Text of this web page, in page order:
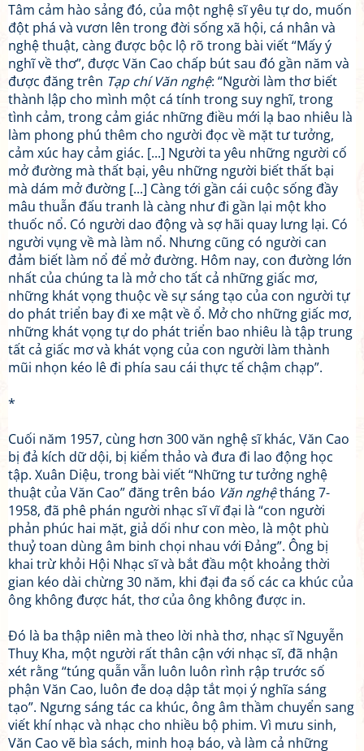
Tâm cảm hào sảng đó, của một nghệ sĩ yêu tự do, muốn
đột phá và vươn lên trong đời sống xã hội, cá nhân và
nghệ thuật, càng được bộc lộ rõ trong bài viết “Mấy ý
nghĩ về thơ”, được Văn Cao chấp bút sau đó gần năm và
được đăng trên Tạp chí Văn nghệ: “Người làm thơ biết
thành lập cho mình một cá tính trong suy nghĩ, trong
tình cảm, trong cảm giác những điều mới lạ bao nhiêu là
làm phong phú thêm cho người đọc về mặt tư tưởng,
cảm xúc hay cảm giác. [...] Người ta yêu những người cố
mở đường mà thất bại, yêu những người biết thất bại
mà dám mở đường [...] Càng tới gần cái cuộc sống đầy
mâu thuẫn đấu tranh là càng như đi gần lại một kho
thuốc nổ. Có người dao động và sợ hãi quay lưng lại. Có
người vụng về mà làm nổ. Nhưng cũng có người can
đảm biết làm nổ để mở đường. Hôm nay, con đường lớn
nhất của chúng ta là mở cho tất cả những giấc mơ,
những khát vọng thuộc về sự sáng tạo của con người tự
do phát triển bay đi xe mật về ổ. Mở cho những giấc mơ,
những khát vọng tự do phát triển bao nhiêu là tập trung
tất cả giấc mơ và khát vọng của con người làm thành
mũi nhọn kéo lê đi phía sau cái thực tế chậm chạp”.
*
Cuối năm 1957, cùng hơn 300 văn nghệ sĩ khác, Văn Cao
bị đả kích dữ dội, bị kiểm thảo và đưa đi lao động học
tập. Xuân Diệu, trong bài viết “Những tư tưởng nghệ
thuật của Văn Cao” đăng trên báo Văn nghệtháng 7-
1958, đã phê phán người nhạc sĩ vĩ đại là “con người
phản phúc hai mặt, giả dối như con mèo, là một phù
thuỷ toan dùng âm binh chọi nhau với Đảng”. Ông bị
khai trừ khỏi Hội Nhạc sĩ và bắt đầu một khoảng thời
gian kéo dài chừng 30 năm, khi đại đa số các ca khúc của
ông không được hát, thơ của ông không được in.
Đó là ba thập niên mà theo lời nhà thơ, nhạc sĩ Nguyễn
Thuỵ Kha, một người rất thân cận với nhạc sĩ, đã nhận
xét rằng “túng quẫn vẫn luôn luôn rình rập trước số
phận Văn Cao, luôn đe doạ dập tắt mọi ý nghĩa sáng
tạo”. Ngưng sáng tác ca khúc, ông âm thầm chuyển sang
viết khí nhạc và nhạc cho nhiều bộ phim. Vì mưu sinh,
Văn Cao vẽ bìa sách, minh hoạ báo, và làm cả những